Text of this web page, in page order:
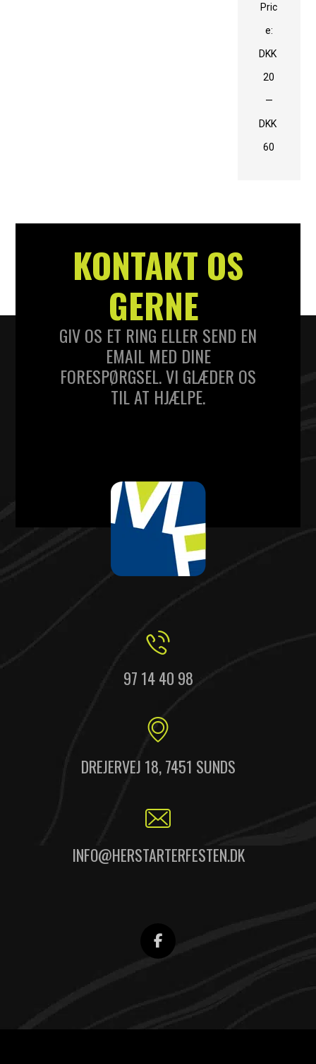
Pric
e:
DKK
20
—
DKK
60
KONTAKT OS
GERNE
GIV OS ET RING ELLER SEND EN
EMAIL MED DINE
FORESPØRGSEL. VI GLÆDER OS
TIL AT HJÆLPE.
97 14 40 98
DREJERVEJ 18, 7451 SUNDS
INFO@HERSTARTERFESTEN.DK